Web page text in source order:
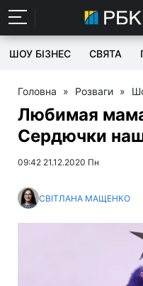
ШОУ БІЗНЕС СВЯТА
Головна » Розваги »
Любимая
Сердючки
09:42 21.12.2020 Пн
СВІТЛАНА МАЩЕНКО